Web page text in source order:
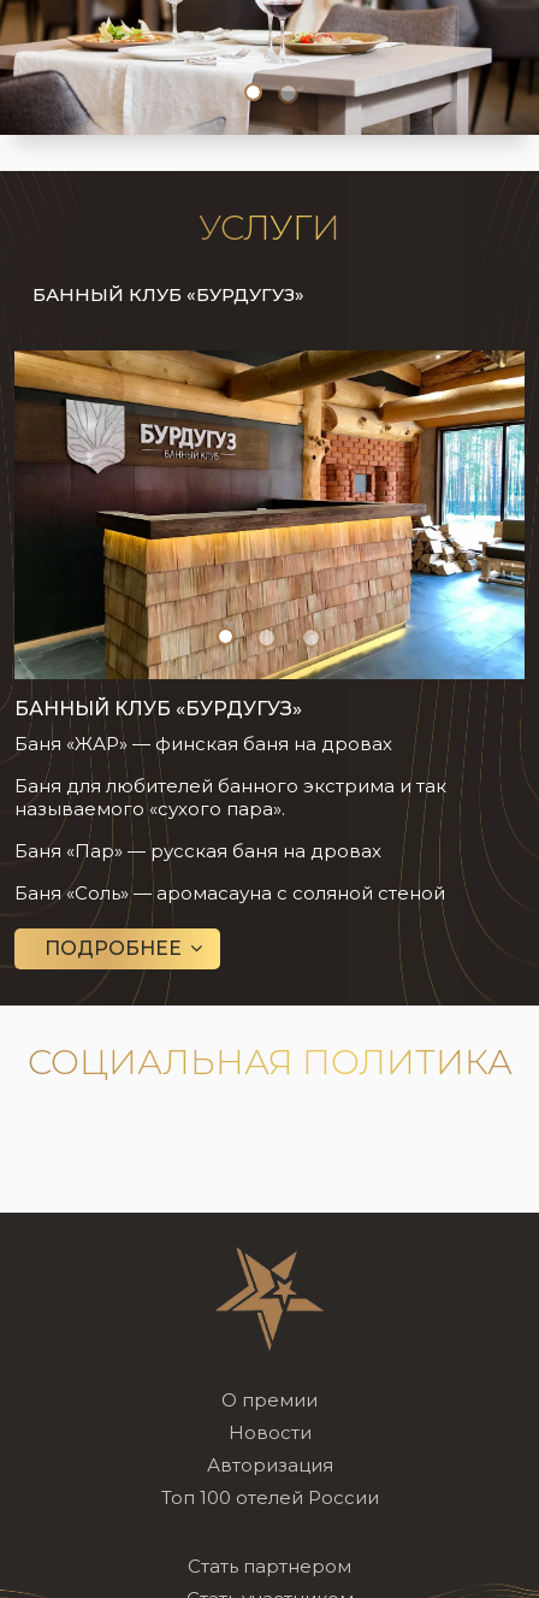
УСЛУГИ
БАННЫЙ КЛУБ «БУРДУГУЗ»
БАННЫЙ КЛУБ «БУРДУГУЗ»
Баня «ЖАР» — финская баня на дровах
Баня для любителей банного экстрима и так
называемого «сухого пара».
Баня «Пар» — русская баня на дровах
Баня «Соль» — аромасауна с соляной стеной
ПОДРОБНЕЕ
СОЦИАЛЬНАЯ ПОЛИТИКА
О премии
Новости
Авторизация
Топ 100 отелей России
Стать партнером